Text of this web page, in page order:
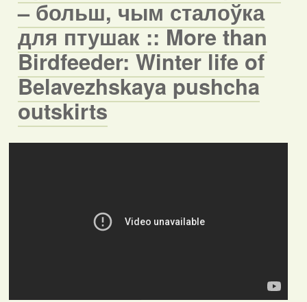
– больш, чым сталоўка
для птушак :: More than
Birdfeeder: Winter life of
Belavezhskaya pushcha
outskirts